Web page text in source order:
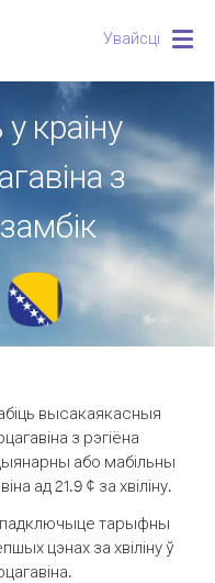
Увайсці
краіну
з
высакаякасныя
з рэгіёна
або мабільны
ад 21.9 ¢ за хвіліну.
падключыце тарыфны
цэнах за хвіліну ў